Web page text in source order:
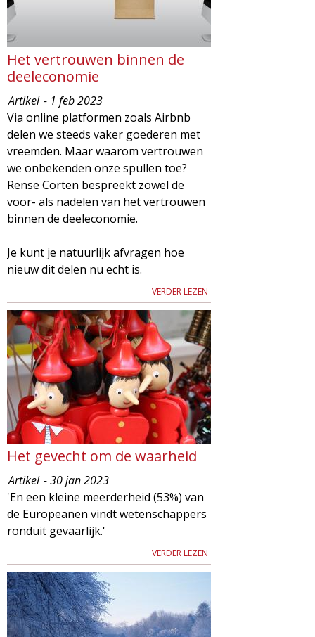
Het vertrouwen binnen de
deeleconomie
Artikel - 1 feb 2023
Via online platformen zoals Airbnb
delen we steeds vaker goederen met
vreemden. Maar waarom vertrouwen
we onbekenden onze spullen toe?
Rense Corten bespreekt zowel de
voor- als nadelen van het vertrouwen
binnen de deeleconomie.
Je kunt je natuurlijk afvragen hoe
nieuw dit delen nu echt is.
VERDER LEZEN
Het gevecht om de waarheid
Artikel - 30 jan 2023
'En een kleine meerderheid (53%) van
de Europeanen vindt wetenschappers
ronduit gevaarlijk.'
VERDER LEZEN